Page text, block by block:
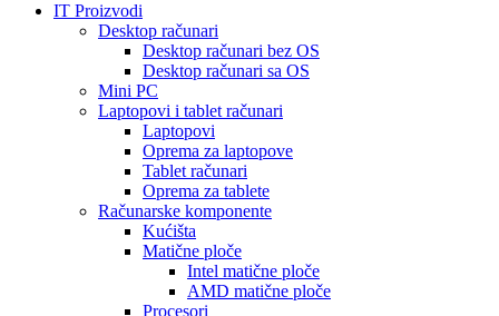
IT Proizvodi
Desktop računari
Desktop računari bez OS
Desktop računari sa OS
Mini PC
Laptopovi i tablet računari
Laptopovi
Oprema za laptopove
Tablet računari
Oprema za tablete
Računarske komponente
Kućišta
Matične ploče
Intel matične ploče
AMD matične ploče
Procesori